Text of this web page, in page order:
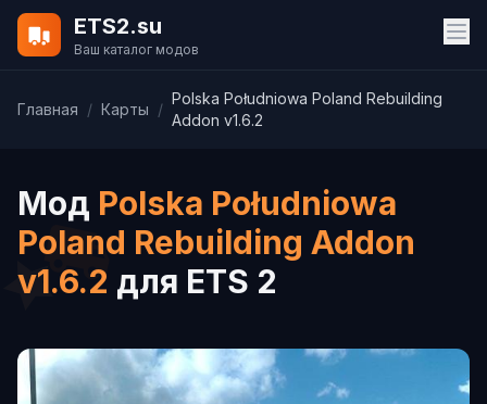
ETS2.su
Ваш каталог модов
Главная / Карты /
Polska Południowa Poland Rebuilding
Addon v1.6.2
Мод Polska Południowa
Poland Rebuilding Addon
v1.6.2 для ETS 2